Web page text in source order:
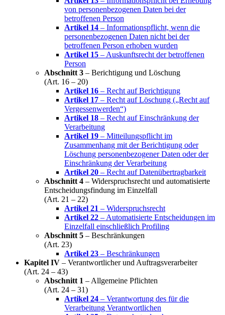
von personenbezogenen Daten bei der
betroffenen Person
Artikel 14 – Informationspflicht, wenn die
personenbezogenen Daten nicht bei der
betroffenen Person erhoben wurden
Artikel 15 – Auskunftsrecht der betroffenen
Person
Abschnitt 3 – Berichtigung und Löschung
(Art. 16 – 20)
Artikel 16 – Recht auf Berichtigung
Artikel 17 – Recht auf Löschung („Recht auf
Vergessenwerden“)
Artikel 18 – Recht auf Einschränkung der
Verarbeitung
Artikel 19 – Mitteilungspflicht im
Zusammenhang mit der Berichtigung oder
Löschung personenbezogener Daten oder der
Einschränkung der Verarbeitung
Artikel 20 – Recht auf Datenübertragbarkeit
Abschnitt 4 – Widerspruchsrecht und automatisierte
Entscheidungsfindung im Einzelfall
(Art. 21 – 22)
Artikel 21 – Widerspruchsrecht
Artikel 22 – Automatisierte Entscheidungen im
Einzelfall einschließlich Profiling
Abschnitt 5 – Beschränkungen
(Art. 23)
Artikel 23 – Beschränkungen
Kapitel IV – Verantwortlicher und Auftragsverarbeiter
(Art. 24 – 43)
Abschnitt 1 – Allgemeine Pflichten
(Art. 24 – 31)
Artikel 24 – Verantwortung des für die
Verarbeitung Verantwortlichen